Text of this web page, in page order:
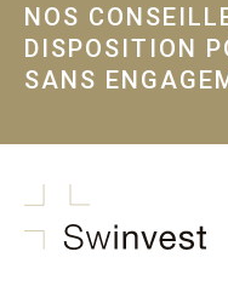
NOS
DISPOSITION
SANS